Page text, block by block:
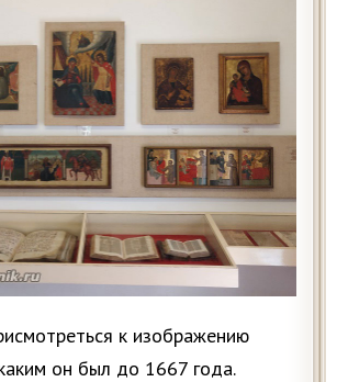
к изображению
он был до 1667 года.